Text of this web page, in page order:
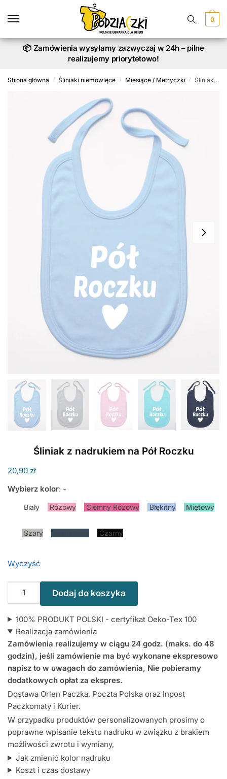
0
📦 Zamówienia wysyłamy zazwyczaj w 24h – pilne
realizujemy priorytetowo!
Strona główna / Śliniaki niemowlęce / Miesiące / Metryczki / Śliniak z nadrukiem na Pół Roczku
Śliniak z nadrukiem na Pół Roczku
20,90 zł
Wybierz kolor: -
Biały Różowy Ciemny Różowy Błękitny Miętowy
Szary Granatowy Czarny
Wyczyść
nadrukiem
na
Pół
Roczku
Dodaj do koszyka
100% PRODUKT POLSKI - certyfikat Oeko-Tex 100
Realizacja zamówienia
Zamówienia realizujemy w ciągu 24 godz. (maks. do 48
godzin), jeśli zamówienie ma być wykonane ekspresowo
napisz to w uwagach do zamówienia, Nie pobieramy
dodatkowych opłat za ekspres.
Dostawa Orlen Paczka, Poczta Polska oraz Inpost
Paczkomaty i Kurier.
W przypadku produktów personalizowanych prosimy o
poprawne wpisanie tekstu nadruku w związku z brakiem
możliwości zwrotu i wymiany,
Jak zmienić kolor nadruku
Koszt i czas dostawy